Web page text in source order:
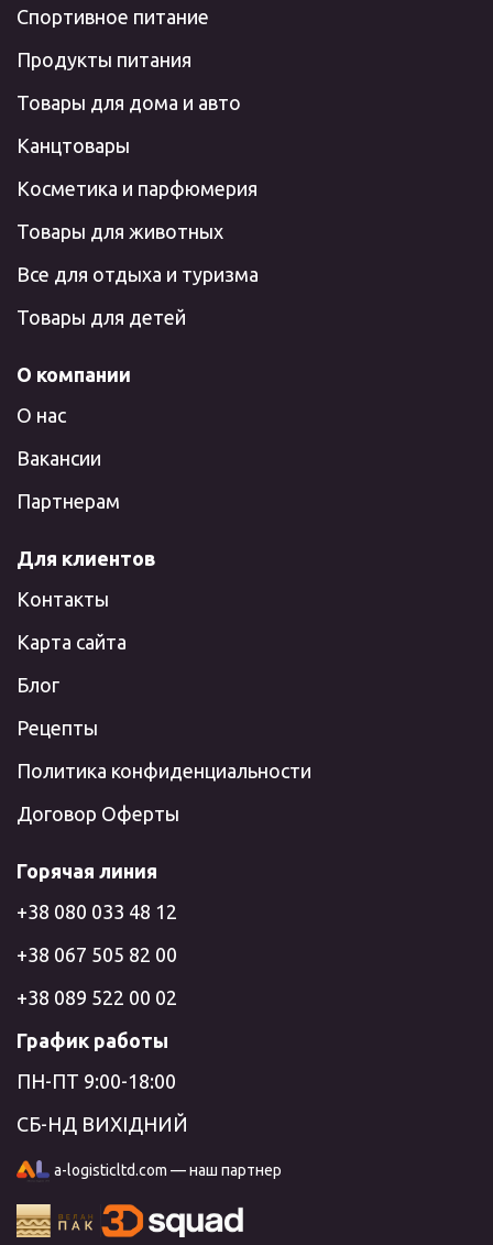
Спортивное питание
Продукты питания
Товары для дома и авто
Канцтовары
Косметика и парфюмерия
Товары для животных
Все для отдыха и туризма
Товары для детей
О компании
О нас
Вакансии
Партнерам
Для клиентов
Контакты
Карта сайта
Блог
Рецепты
Политика конфиденциальности
Договор Оферты
Горячая линия
+38 080 033 48 12
+38 067 505 82 00
+38 089 522 00 02
График работы
ПН-ПТ 9:00-18:00
СБ-НД ВИХІДНИЙ
a-logisticltd.com — наш партнер